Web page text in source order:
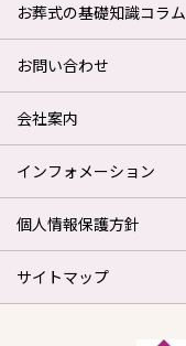
お葬式の基礎知識コラム
お問い合わせ
会社案内
インフォメーション
個人情報保護方針
サイトマップ